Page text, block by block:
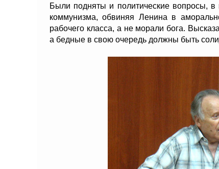
Были подняты и политические вопросы,
коммунизма, обвиняя Ленина в
рабочего класса, а не морали бога.
а бедные в свою очередь должны быть